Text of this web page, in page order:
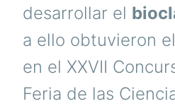
desarrollar el
a ello obtuvieron
en el XXVII
Feria de las